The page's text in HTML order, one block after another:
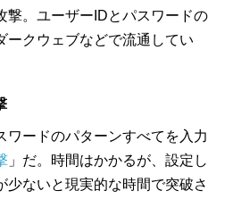
撃。ユーザーIDとパスワードの
ークウェブなどで流通してい
ワードのパターンすべてを入力
」だ。時間はかかるが、設定し
少ないと現実的な時間で突破さ